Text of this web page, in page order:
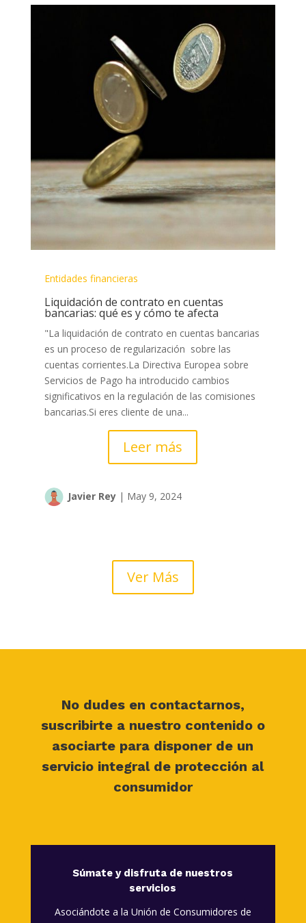
Entidades financieras
Liquidación de contrato en cuentas
bancarias: qué es y cómo te afecta
"La liquidación de contrato en cuentas bancarias
es un proceso de regularización sobre las
cuentas corrientes.La Directiva Europea sobre
Servicios de Pago ha introducido cambios
significativos en la regulación de las comisiones
bancarias.Si eres cliente de una...
Leer más
Javier Rey| May 9, 2024
Ver Más
No dudes en contactarnos,
suscribirte a nuestro contenido o
asociarte para disponer de un
servicio integral de protección al
consumidor
Súmate y disfruta de nuestros
servicios
Asociándote a la Unión de Consumidores de